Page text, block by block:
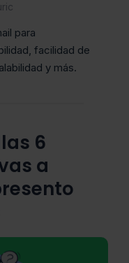
para
facilidad de
y más.
6
a